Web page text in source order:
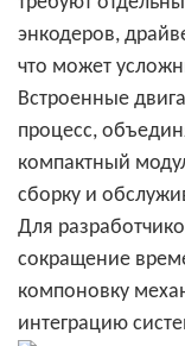
энкодеров,
что может
Встроенные
процесс,
компактный
сборку и
Для
сокращение
компоновку
интеграцию